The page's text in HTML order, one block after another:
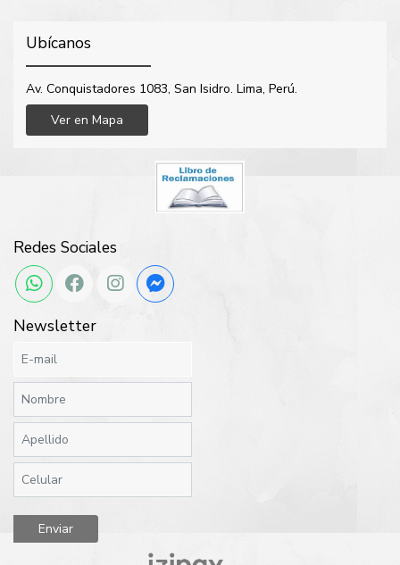
Ubícanos
Av. Conquistadores 1083, San Isidro. Lima, Perú.
Ver en Mapa
Redes Sociales
Newsletter
Enviar